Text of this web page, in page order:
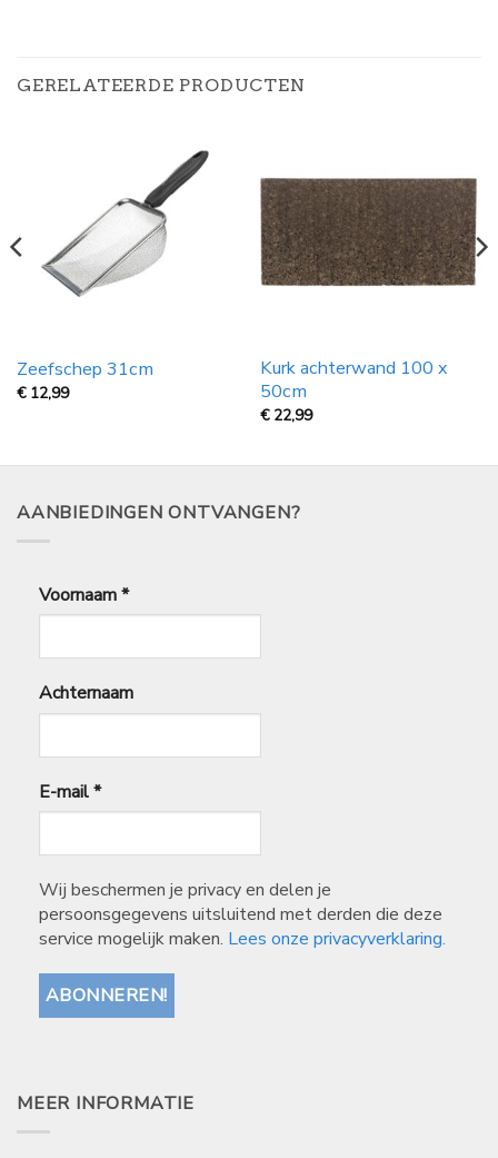
GERELATEERDE PRODUCTEN
Zeefschep 31cm
€ 12,99
Kurk achterwand 100 x
50cm
€ 22,99
AANBIEDINGEN ONTVANGEN?
Voornaam*
Achternaam
E-mail*
Wij beschermen je privacy en delen je
persoonsgegevens uitsluitend met derden die deze
service mogelijk maken. Lees onze privacyverklaring.
MEER INFORMATIE